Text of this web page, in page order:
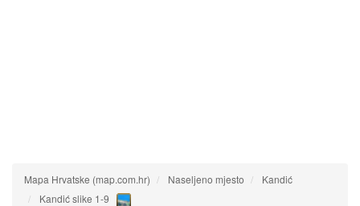
Mapa Hrvatske (map.com.hr) Naseljeno mjesto
Kandić
Kandić slike 1-9